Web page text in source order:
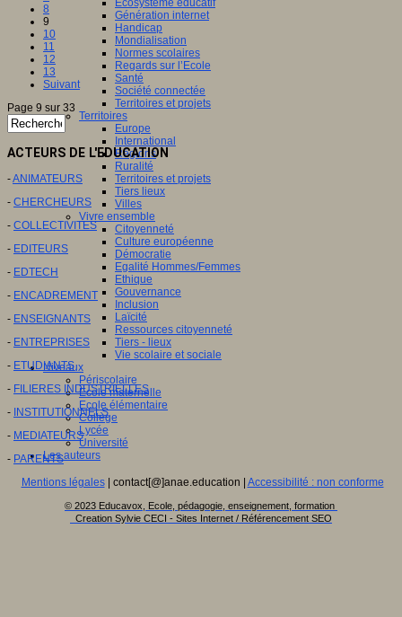
Ecosystème éducatif
Génération internet
Handicap
Mondialisation
Normes scolaires
Regards sur l’Ecole
Santé
Société connectée
Territoires et projets
Territoires
Europe
International
Régions
Ruralité
Territoires et projets
Tiers lieux
Villes
Vivre ensemble
Citoyenneté
Culture européenne
Démocratie
Egalité Hommes/Femmes
Ethique
Gouvernance
Inclusion
Laïcité
Ressources citoyenneté
Tiers - lieux
Vie scolaire et sociale
Niveaux
Périscolaire
Ecole maternelle
Ecole élémentaire
Collège
Lycée
Université
Les auteurs
8
9
10
11
12
13
Suivant
Page 9 sur 33
ACTEURS DE L'EDUCATION
-ANIMATEURS
- CHERCHEURS
- COLLECTIVITES
- EDITEURS
- EDTECH
- ENCADREMENT
- ENSEIGNANTS
- ENTREPRISES
- ETUDIANTS
- FILIERES INDUSTRIELLES
- INSTITUTIONNELS
- MEDIATEURS
- PARENTS
Mentions légales| contact[@]anae.education | Accessibilité : non conforme
© 2023 Educavox, Ecole, pédagogie, enseignement, formation
Creation Sylvie CECI - Sites Internet / Référencement SEO